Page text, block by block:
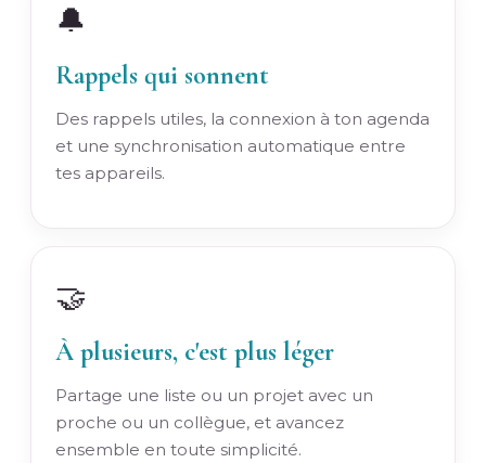
🔔
Rappels qui sonnent
Des rappels utiles, la connexion à ton agenda
et une synchronisation automatique entre
tes appareils.
🤝
À plusieurs, c'est plus léger
Partage une liste ou un projet avec un
proche ou un collègue, et avancez
ensemble en toute simplicité.